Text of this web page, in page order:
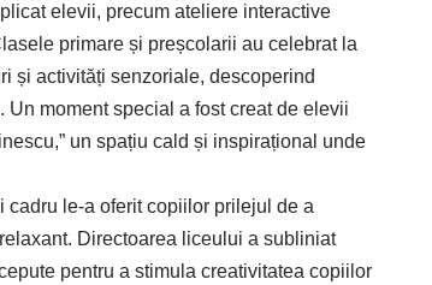
elevii, precum ateliere interactive
primare și preșcolarii au celebrat la
și activități senzoriale, descoperind
moment special a fost creat de elevii
un spațiu cald și inspirațional unde
cadru le-a oferit copiilor prilejul de a
Directoarea liceului a subliniat
pentru a stimula creativitatea copiilor